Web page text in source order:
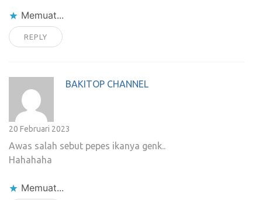
Memuat...
REPLY
BAKITOP CHANNEL
20 Februari 2023
Awas salah sebut pepes ikanya genk..
Hahahaha
Memuat...